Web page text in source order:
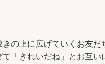
の上に広げていくお友
「きれいだね」とお互